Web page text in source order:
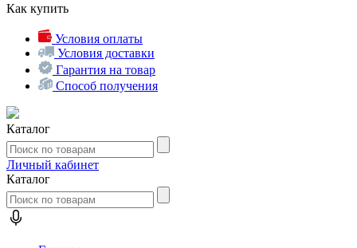
Как купить
Условия оплаты
Условия доставки
Гарантия на товар
Способ получения
Каталог
Личный кабинет
Каталог